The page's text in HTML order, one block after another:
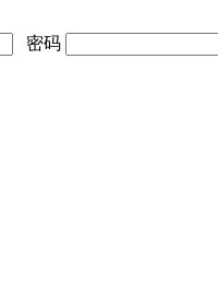
密码